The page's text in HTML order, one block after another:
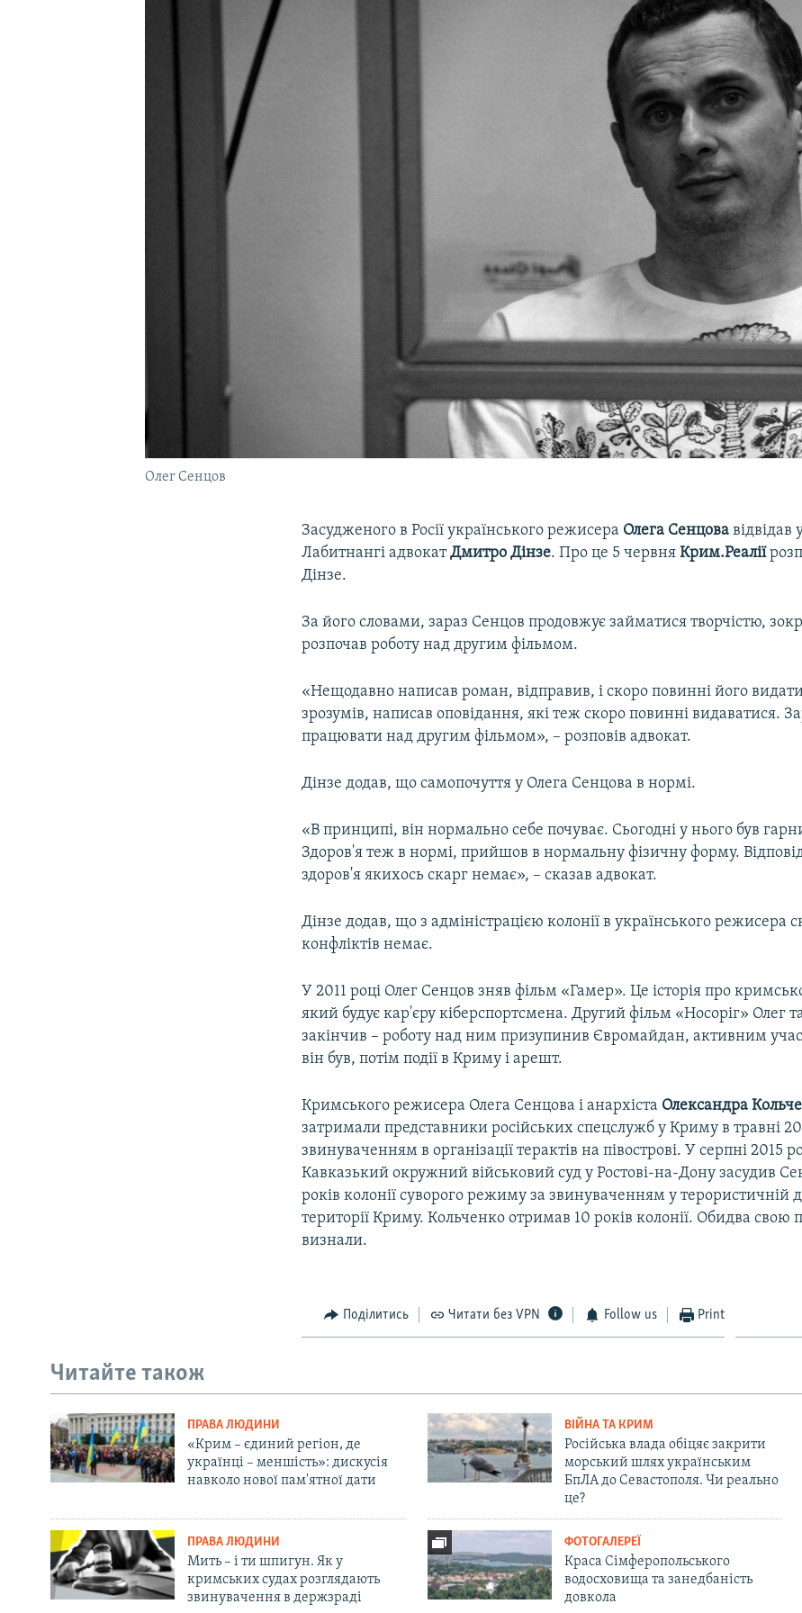
Олег Сенцов
Засудженого в Росії українського режисера Олега Сенцова відвідав
Лабитнангі адвокатДмитро Дінзе. Про це 5 червняКрим.Реалії
Дінзе.
За його словами, зараз Сенцов продовжує займатися творчістю,
розпочав роботу над другим фільмом.
«Нещодавно написав роман, відправив, і скоро повинні його
зрозумів, написав оповідання, які теж скоро повинні видаватися.
працювати над другим фільмом», – розповів адвокат.
Дінзе додав, що самопочуття у Олега Сенцова в нормі.
«В принципі, він нормально себе почуває. Сьогодні у нього був
Здоров'я теж в нормі, прийшов в нормальну фізичну форму.
здоров'я якихось скарг немає», – сказав адвокат.
Дінзе додав, що з адміністрацією колонії в українського режисера
конфліктів немає.
У 2011 році Олег Сенцов зняв фільм «Гамер». Це історія про
який будує кар'єру кіберспортсмена. Другий фільм «Носоріг» Олег
закінчив – роботу над ним призупинив Євромайдан, активним
він був, потім події в Криму і арешт.
Кримського режисера Олега Сенцова і анархіста Олександра
затримали представники російських спецслужб у Криму в травні
звинуваченням в організації терактів на півострові. У серпні 2015
Кавказький окружний військовий суд у Ростові-на-Дону засудив
років колонії суворого режиму за звинуваченням у терористичній
території Криму. Кольченко отримав 10 років колонії. Обидва свою
визнали.
Поділитись Читати без VPN Follow us Print
Читайте також
ПРАВА ЛЮДИНИ
«Крим – єдиний регіон, де
українці – меншість»: дискусія
навколо нової пам'ятної дати
ВІЙНА ТА КРИМ
Російська влада обіцяє закрити
морський шлях українським
БпЛА до Севастополя. Чи реально
це?
ПРАВА ЛЮДИНИ
Мить – і ти шпигун. Як у
кримських судах розглядають
звинувачення в держзраді
ФОТОГАЛЕРЕЇ
Краса Сімферопольського
водосховища та занедбаність
довкола